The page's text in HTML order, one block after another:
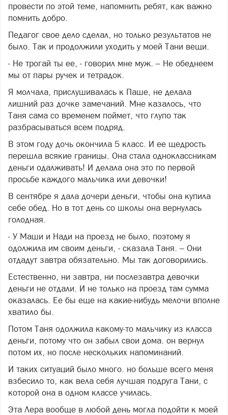
провести по этой теме, напомнить ребят, как важно
помнить добро.
Педагог свое дело сделал, но только результатов не
было. Так и продолжили уходить у моей Тани вещи.
- Не трогай ты ее, - говорил мне муж. – Не обеднеем
мы от пары ручек и тетрадок.
Я молчала, прислушивалась к Паше, не делала
лишний раз дочке замечаний. Мне казалось, что
Таня сама со временем поймет, что глупо так
разбрасываться всем подряд.
В этом году дочь окончила 5 класс. И ее щедрость
перешла всякие границы. Она стала одноклассникам
деньги одалживать! И делала она это по первой
просьбе каждого мальчика или девочки!
В сентябре я дала дочери деньги, чтобы она купила
себе обед. Но в тот день со школы она вернулась
голодная.
- У Маши и Нади на проезд не было, поэтому я
одолжила им своим деньги, - сказала Таня. – Они
отдадут завтра обязательно. Мы так договорились.
Естественно, ни завтра, ни послезавтра девочки
деньги не отдали. И не только на проезд там сумма
оказалась. Ее бы еще на какие-нибудь мелочи вполне
хватило бы.
Потом Таня одолжила какому-то мальчику из класса
деньги, потому что он забыл свои дома. он вернул
потом их, но после нескольких напоминаний.
И таких ситуаций было много. но больше всего меня
взбесило то, как вела себя лучшая подруга Тани, с
которой она в одном классе училась.
Эта Лера вообще в любой день могла подойти к моей